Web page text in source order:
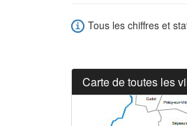
Tous les chiffres et
Carte de toutes les